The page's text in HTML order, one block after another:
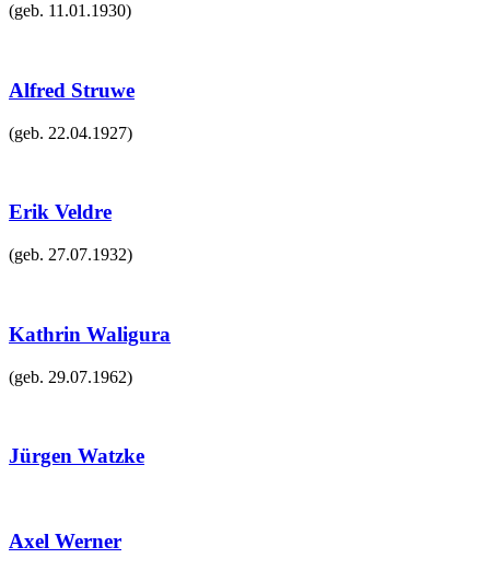
(geb. 11.01.1930)
Alfred Struwe
(geb. 22.04.1927)
Erik Veldre
(geb. 27.07.1932)
Kathrin Waligura
(geb. 29.07.1962)
Jürgen Watzke
Axel Werner